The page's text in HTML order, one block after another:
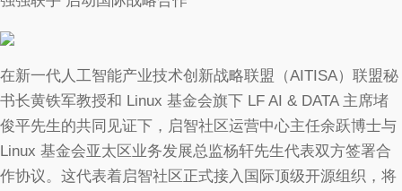
在新一代人工智能产业技术创新战略联盟（AITISA）联盟秘
书长黄铁军教授和 Linux 基金会旗下 LF AI & DATA 主席堵
俊平先生的共同见证下，启智社区运营中心主任余跃博士与
Linux 基金会亚太区业务发展总监杨轩先生代表双方签署合
作协议。这代表着启智社区正式接入国际顶级开源组织，将